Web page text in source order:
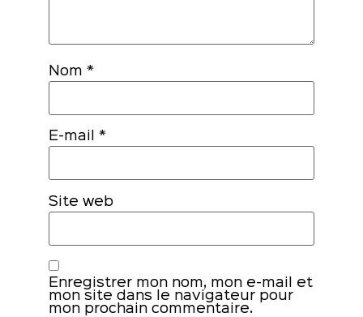
Nom *
E-mail *
Site web
Enregistrer mon nom, mon e-mail et
mon site dans le navigateur pour
mon prochain commentaire.